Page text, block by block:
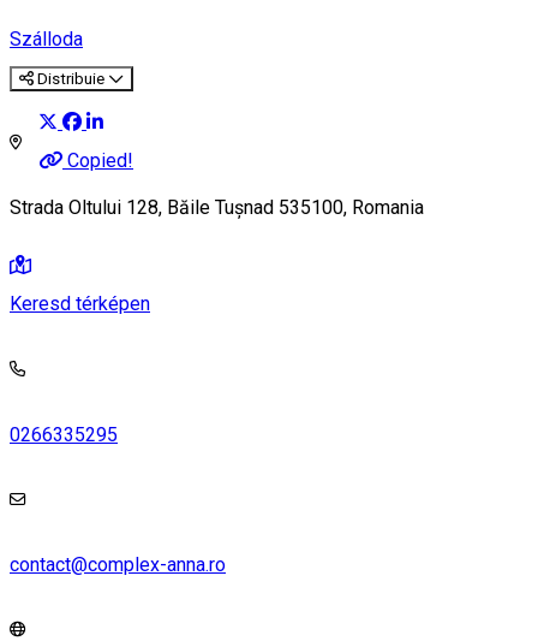
Szálloda
Distribuie
Copied!
Strada Oltului 128, Băile Tușnad 535100, Romania
Keresd térképen
0266335295
contact@complex-anna.ro